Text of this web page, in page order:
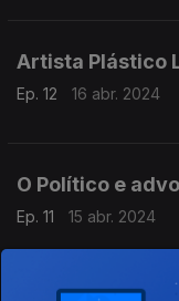
Artista Plástico
Ep. 12 16 abr. 2024
O Político e
Ep. 11 15 abr. 2024